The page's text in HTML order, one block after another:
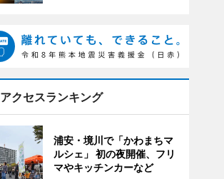
アクセスランキング
浦安・境川で「かわまちマ
ルシェ」 初の夜開催、フリ
マやキッチンカーなど